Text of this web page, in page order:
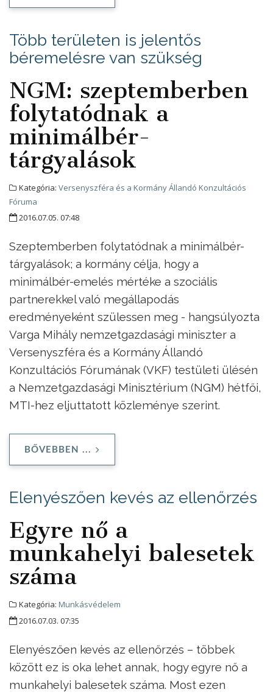
Több területen is jelentős
béremelésre van szükség
NGM: szeptemberben
folytatódnak a
minimálbér-
tárgyalások
Kategória: Versenyszféra és a Kormány Állandó Konzultációs
Fóruma
2016.07.05. 07:48
Szeptemberben folytatódnak a minimálbér-
tárgyalások; a kormány célja, hogy a
minimálbér-emelés mértéke a szociális
partnerekkel való megállapodás
eredményeként szülessen meg - hangsúlyozta
Varga Mihály nemzetgazdasági miniszter a
Versenyszféra és a Kormány Állandó
Konzultációs Fórumának (VKF) testületi ülésén
a Nemzetgazdasági Minisztérium (NGM) hétfői,
MTI-hez eljuttatott közleménye szerint.
BŐVEBBEN ...
Elenyészően kevés az ellenőrzés
Egyre nő a
munkahelyi balesetek
száma
Kategória: Munkásvédelem
2016.07.03. 07:35
Elenyészően kevés az ellenőrzés – többek
között ez is oka lehet annak, hogy egyre nő a
munkahelyi balesetek száma. Most ezen